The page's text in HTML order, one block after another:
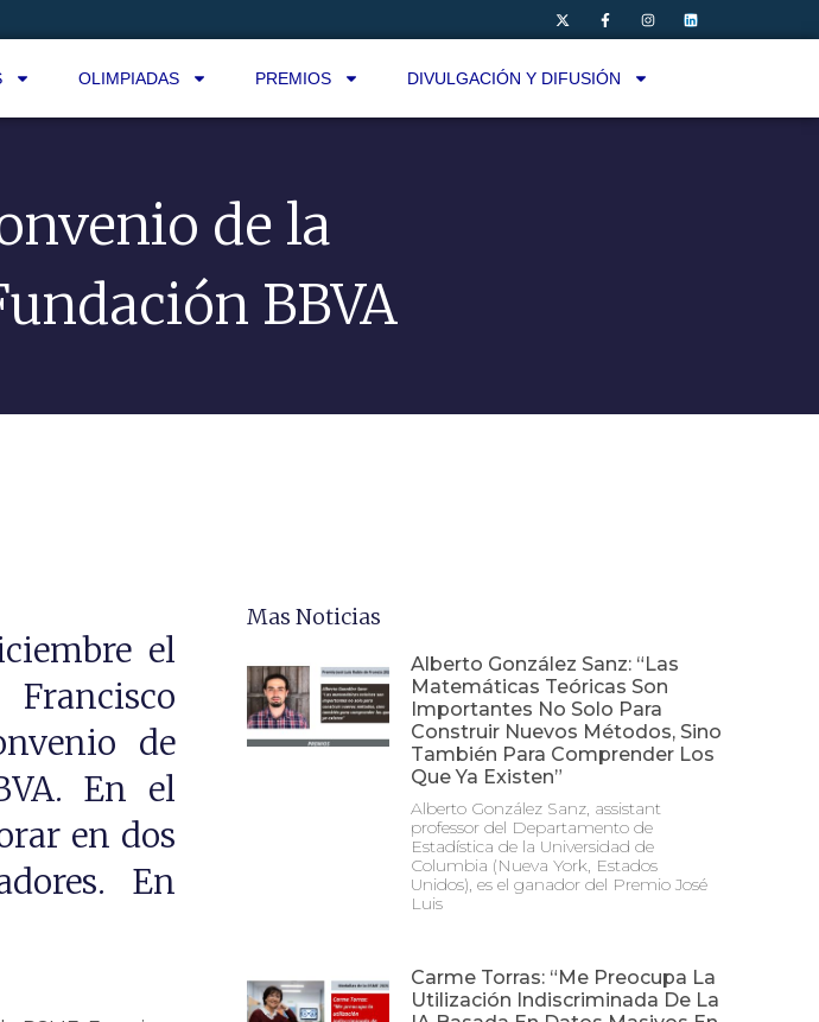
OLIMPIADAS PREMIOS DIVULGACIÓN Y DIFUSIÓN
de la
BBVA
el
de
En el
en dos
En
Mas Noticias
Alberto González Sanz: “Las
Matemáticas Teóricas Son
Importantes No Solo Para
Construir Nuevos Métodos, Sino
También Para Comprender Los
Que Ya Existen”
Alberto González Sanz, assistant
professor del Departamento de
Estadística de la Universidad de
Columbia (Nueva York, Estados
Unidos), es el ganador del Premio José
Luis
Carme Torras: “Me Preocupa La
Utilización Indiscriminada De La